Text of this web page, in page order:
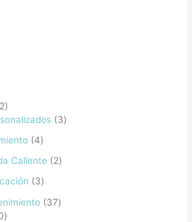
3
4
Caliente
2
3
37